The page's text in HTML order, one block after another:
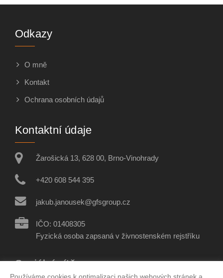
Odkazy
O mně
Kontakt
Ochrana osobních údajů
Kontaktní údaje
Žarošická 13, 628 00, Brno-Vinohrady
+420 608 544 395
jakub.janousek@gfsgroup.cz
IČO: 01408305
Fyzická osoba zapsaná v živnostenském rejstříku
Sociální sítě